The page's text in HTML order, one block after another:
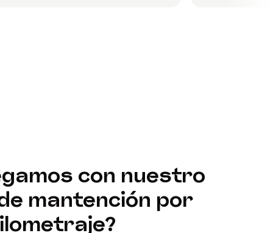
con nuestro
mantención por